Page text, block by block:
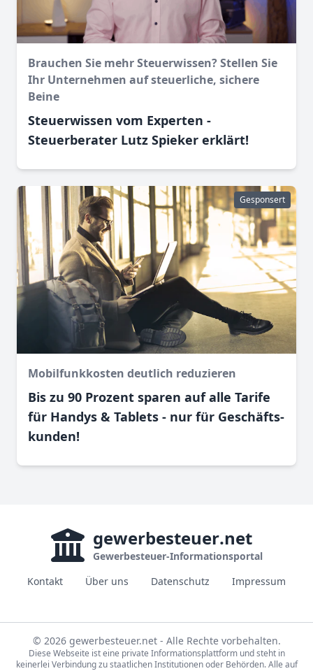
Brauchen Sie mehr Steuerwissen? Stellen Sie
Ihr Unternehmen auf steuerliche, sichere
Beine
Steuerwissen vom Experten -
Steuerberater Lutz Spieker erklärt!
Gesponsert
Mobilfunkkosten deutlich reduzieren
Bis zu 90 Prozent sparen auf alle Tarife
für Handys & Tablets - nur für Geschäfts­
kunden!
gewerbesteuer.net
Gewerbesteuer-Informationsportal
Kontakt
Über uns Datenschutz Impressum
© 2026 gewerbesteuer.net - Alle Rechte vorbehalten.
Diese Webseite ist eine private Informationsplattform und steht in
keinerlei Verbindung zu staatlichen Institutionen oder Behörden. Alle auf